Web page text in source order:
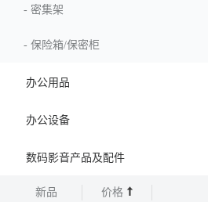
- 密集架
- 保险箱/保密柜
办公用品
办公设备
数码影音产品及配件
新品 价格